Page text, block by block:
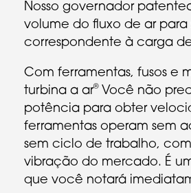
Nosso governador
volume do fluxo de ar para
correspondente à carga
Com ferramentas, fusos e
turbina a ar®Você não
potência para obter
ferramentas operam sem
sem ciclo de trabalho,
vibração do mercado. É
que você notará